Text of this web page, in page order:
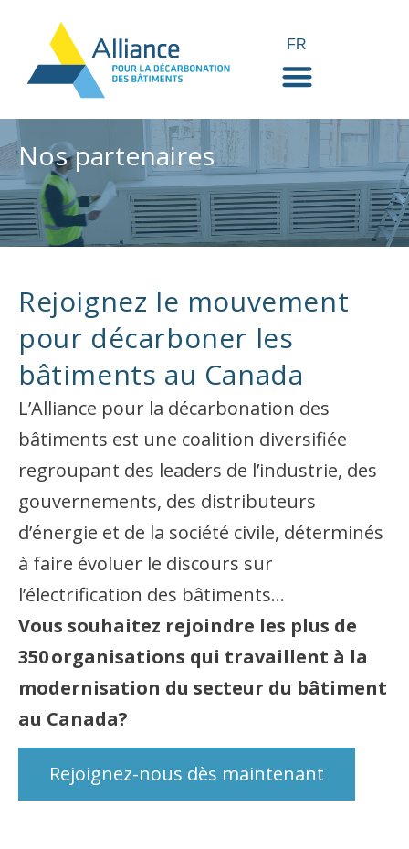
FR
EN
Nos partenaires
Rejoignez le mouvement
pour décarboner les
bâtiments au Canada
L’Alliance pour la décarbonation des
bâtiments est une coalition diversifiée
regroupant des leaders de l’industrie, des
gouvernements, des distributeurs
d’énergie et de la société civile, déterminés
à faire évoluer le discours sur
l’électrification des bâtiments…
Vous souhaitez rejoindre les plus de
350 organisations qui travaillent à la
modernisation du secteur du bâtiment
au Canada?
Rejoignez-nous dès maintenant